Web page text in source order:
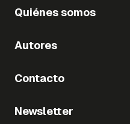
Quiénes somos
Autores
Contacto
Newsletter